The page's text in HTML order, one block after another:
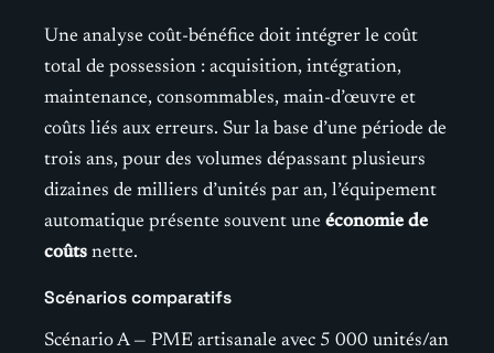
Une analyse coût-bénéfice doit intégrer le coût
total de possession : acquisition, intégration,
maintenance, consommables, main-d’œuvre et
coûts liés aux erreurs. Sur la base d’une période de
trois ans, pour des volumes dépassant plusieurs
dizaines de milliers d’unités par an, l’équipement
automatique présente souvent une économie de
coûts nette.
Scénarios comparatifs
Scénario A — PME artisanale avec 5 000 unités/an